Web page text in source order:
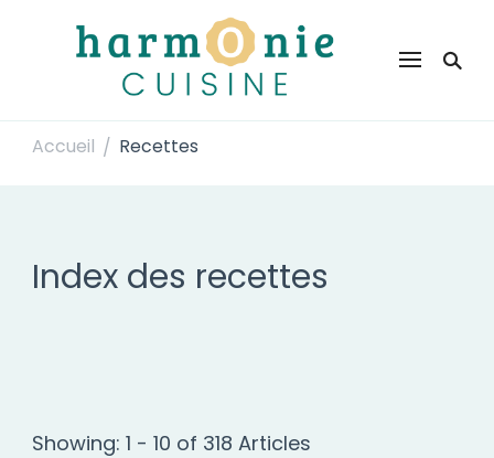
Harmonie Cuisine
Accueil / Recettes
Index des recettes
Showing: 1 - 10 of 318 Articles